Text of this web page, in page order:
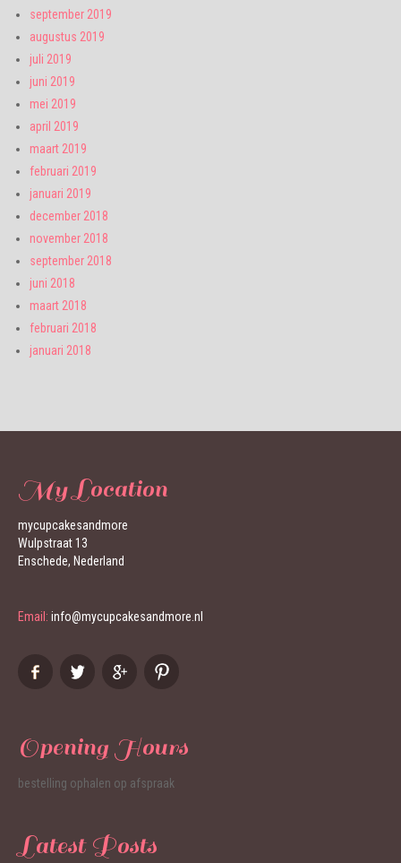
september 2019
augustus 2019
juli 2019
juni 2019
mei 2019
april 2019
maart 2019
februari 2019
januari 2019
december 2018
november 2018
september 2018
juni 2018
maart 2018
februari 2018
januari 2018
My Location
mycupcakesandmore
Wulpstraat 13
Enschede, Nederland
Email: info@mycupcakesandmore.nl
Opening Hours
bestelling ophalen op afspraak
Latest Posts